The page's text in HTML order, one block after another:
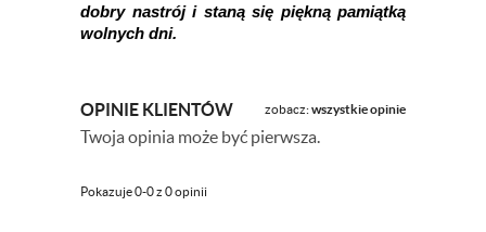
dobry nastrój i staną się piękną pamiątką
wolnych dni.
OPINIE KLIENTÓW zobacz:wszystkie opinie
Twoja opinia może być pierwsza.
Pokazuje 0-0 z 0 opinii